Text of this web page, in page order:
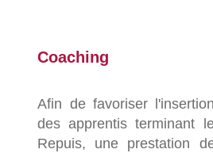
Coaching
Afin de favoriser
des apprentis terminant
Repuis, une prestation